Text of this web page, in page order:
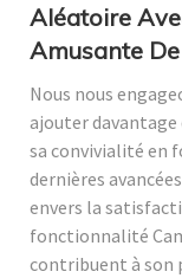
Aléatoire
Amusante
Nous nous
ajouter davantage
sa convivialité en
dernières
envers la
fonctionnalité
contribuent à